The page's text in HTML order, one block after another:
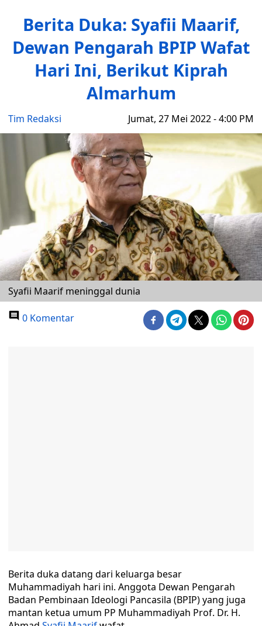
Berita Duka: Syafii Maarif,
Dewan Pengarah BPIP Wafat
Hari Ini, Berikut Kiprah
Almarhum
Tim Redaksi Jumat, 27 Mei 2022 - 4:00 PM
Syafii Maarif meninggal dunia
0 Komentar
Berita duka datang dari keluarga besar
Muhammadiyah hari ini. Anggota Dewan Pengarah
Badan Pembinaan Ideologi Pancasila (BPIP) yang juga
mantan ketua umum PP Muhammadiyah Prof. Dr. H.